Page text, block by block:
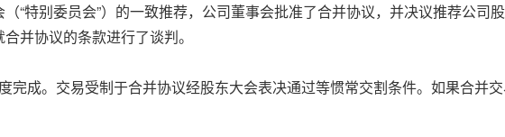
“特别委员会”）的一致推荐，公司董事会批准了合并协议，并决议推荐公司
并协议的条款进行了谈判。
完成。交易受制于合并协议经股东大会表决通过等惯常交割条件。如果合并